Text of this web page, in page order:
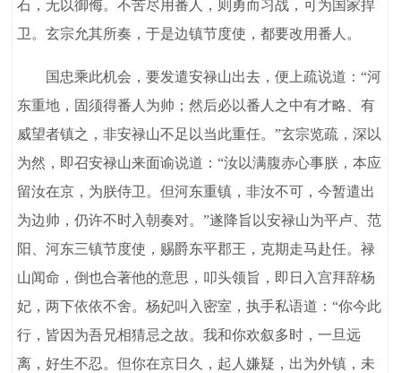
石，无以御侮。不苦尽用番人，则勇而习战，可为国家捍
卫。玄宗允其所奏，于是边镇节度使，都要改用番人。
国忠乘此机会，要发遣安禄山出去，便上疏说道：“河
东重地，固须得番人为帅；然后必以番人之中有才略、有
威望者镇之，非安禄山不足以当此重任。”玄宗览疏，深以
为然，即召安禄山来面谕说道：“汝以满腹赤心事朕，本应
留汝在京，为朕侍卫。但河东重镇，非汝不可，今暂遣出
为边帅，仍许不时入朝奏对。”遂降旨以安禄山为平卢、范
阳、河东三镇节度使，赐爵东平郡王，克期走马赴任。禄
山闻命，倒也合著他的意思，叩头领旨，即日入宫拜辞杨
妃，两下依依不舍。杨妃叫入密室，执手私语道：“你今此
行，皆因为吾兄相猜忌之故。我和你欢叙多时，一旦远
离，好生不忍。但你在京日久，起人嫌疑，出为外镇，未